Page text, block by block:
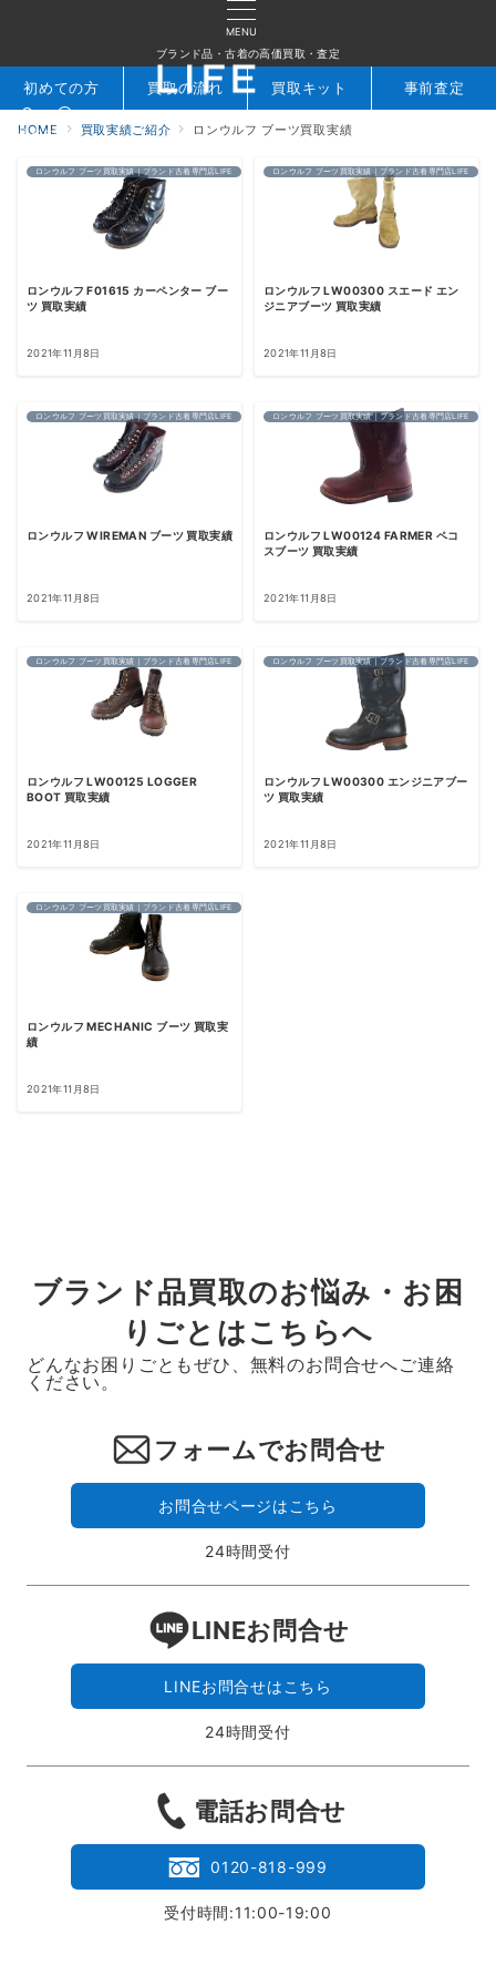
MENU
ブランド品・古着の高価買取・査定
検索 お問合せ
初めての方 買取の流れ 買取キット 事前査定
HOME 買取実績ご紹介 ロンウルフ ブーツ買取実績
ロンウルフ ブーツ買取実績｜ブランド古着専門店LIFE
ロンウルフ F01615 カーペンター ブー
ツ 買取実績
2021年11月8日
ロンウルフ ブーツ買取実績｜ブランド古着専門店LIFE
ロンウルフ LW00300 スエード エン
ジニアブーツ 買取実績
2021年11月8日
ロンウルフ ブーツ買取実績｜ブランド古着専門店LIFE
ロンウルフ WIREMAN ブーツ 買取実績
2021年11月8日
ロンウルフ ブーツ買取実績｜ブランド古着専門店LIFE
ロンウルフ LW00124 FARMER ペコ
スブーツ 買取実績
2021年11月8日
ロンウルフ ブーツ買取実績｜ブランド古着専門店LIFE
ロンウルフ LW00125 LOGGER
BOOT 買取実績
2021年11月8日
ロンウルフ ブーツ買取実績｜ブランド古着専門店LIFE
ロンウルフ LW00300 エンジニアブー
ツ 買取実績
2021年11月8日
ロンウルフ ブーツ買取実績｜ブランド古着専門店LIFE
ロンウルフ MECHANIC ブーツ 買取実
績
2021年11月8日
ブランド品買取のお悩み・お困
りごとはこちらへ
どんなお困りごともぜひ、無料のお問合せへご連絡
ください。
フォームでお問合せ
お問合せページはこちら
24時間受付
LINEお問合せ
LINEお問合せはこちら
24時間受付
電話お問合せ
0120-818-999
受付時間:11:00-19:00